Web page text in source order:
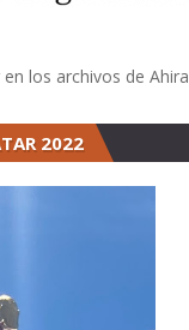
los archivos de Ahira
2022